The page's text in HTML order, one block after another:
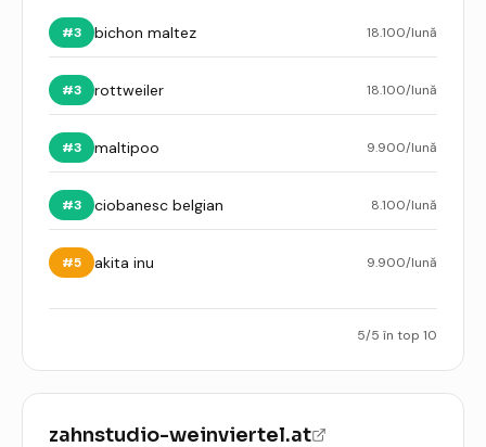
#3 bichon maltez 18.100/lună
#3 rottweiler 18.100/lună
#3 maltipoo 9.900/lună
#3 ciobanesc belgian 8.100/lună
#5 akita inu 9.900/lună
5/5 în top 10
zahnstudio-weinviertel.at